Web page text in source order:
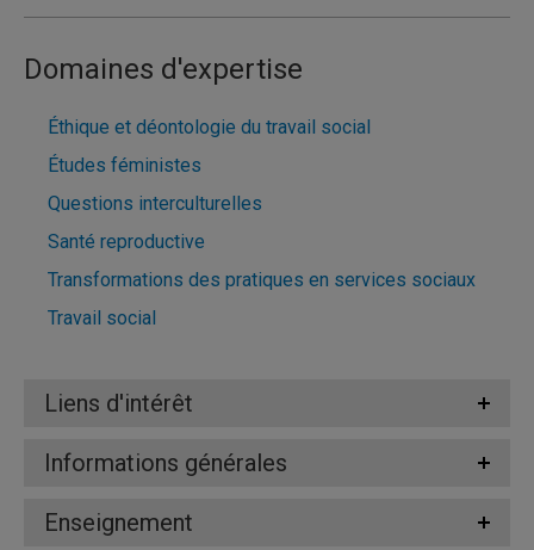
Domaines d'expertise
Éthique et déontologie du travail social
Études féministes
Questions interculturelles
Santé reproductive
Transformations des pratiques en services sociaux
Travail social
Liens d'intérêt
Informations générales
Enseignement